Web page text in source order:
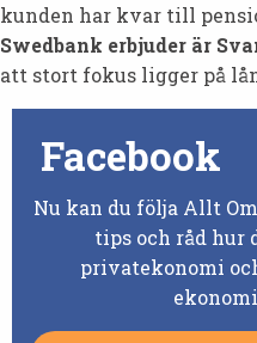
kunden har kvar till
Swedbank erbjuder är
att stort fokus ligger på
Facebook
Nu kan du följa Allt
tips och råd hur
privatekonomi